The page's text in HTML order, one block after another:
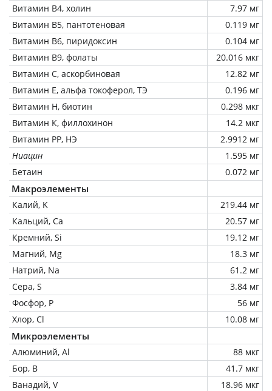
Витамин В4, холин
7.97 мг
Витамин В5, пантотеновая
0.119 мг
Витамин В6, пиридоксин
0.104 мг
Витамин В9, фолаты
20.016 мкг
Витамин C, аскорбиновая
12.82 мг
Витамин Е, альфа токоферол, ТЭ
0.196 мг
Витамин Н, биотин
0.298 мкг
Витамин К, филлохинон
14.2 мкг
Витамин РР, НЭ
2.9912 мг
Ниацин
1.595 мг
Бетаин
0.072 мг
Макроэлементы
Калий, K
219.44 мг
Кальций, Ca
20.57 мг
Кремний, Si
19.12 мг
Магний, Mg
18.3 мг
Натрий, Na
61.2 мг
Сера, S
3.84 мг
Фосфор, P
56 мг
Хлор, Cl
10.08 мг
Микроэлементы
Алюминий, Al
88 мкг
Бор, B
41.7 мкг
Ванадий, V
18.96 мкг